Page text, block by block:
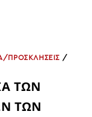
ΠΡΟΣΚΛΗΣΕΙΣ /
ΤΩΝ
ΤΩΝ